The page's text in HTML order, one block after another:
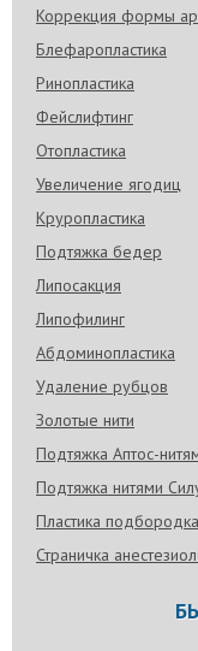
Коррекция формы
Блефаропластика
Ринопластика
Фейслифтинг
Отопластика
Увеличение ягодиц
Круропластика
Подтяжка бедер
Липосакция
Липофилинг
Абдоминопластика
Удаление рубцов
Золотые нити
Подтяжка Аптос-
Подтяжка нитями
Пластика подбородка
Страничка